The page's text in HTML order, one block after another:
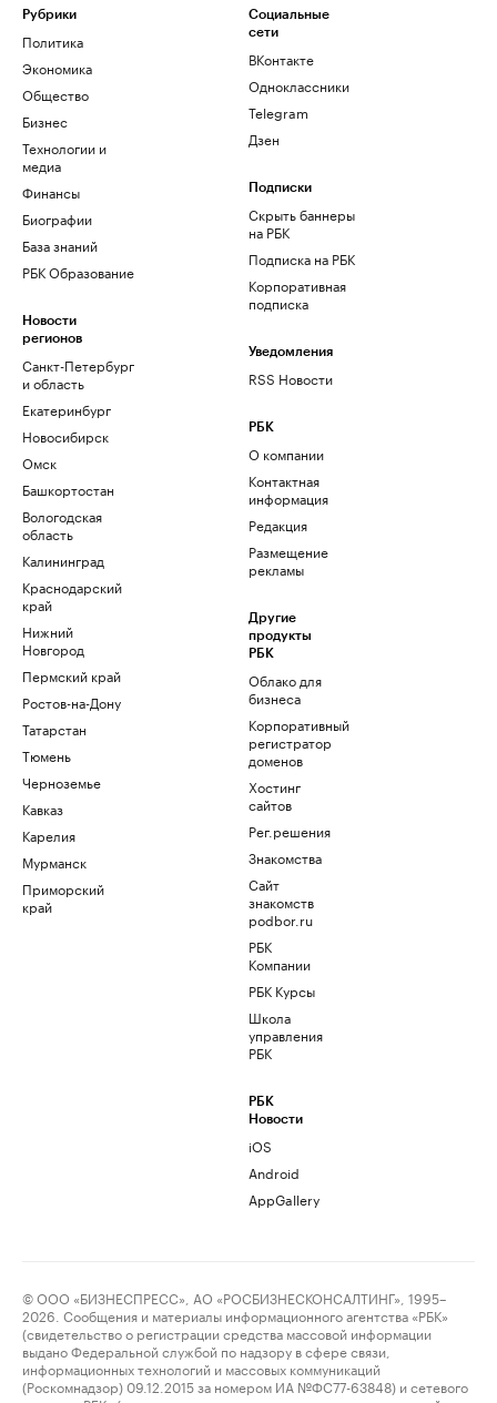
Рубрики
Политика
Экономика
Общество
Бизнес
Технологии и
медиа
Финансы
Биографии
База знаний
РБК Образование
Новости
регионов
Санкт-Петербург
и область
Екатеринбург
Новосибирск
Омск
Башкортостан
Вологодская
область
Калининград
Краснодарский
край
Нижний
Новгород
Пермский край
Ростов-на-Дону
Татарстан
Тюмень
Черноземье
Кавказ
Карелия
Мурманск
Приморский
край
Социальные
сети
ВКонтакте
Одноклассники
Telegram
Дзен
Подписки
Скрыть баннеры
на РБК
Подписка на РБК
Корпоративная
подписка
Уведомления
RSS Новости
РБК
О компании
Контактная
информация
Редакция
Размещение
рекламы
Другие
продукты
РБК
Облако для
бизнеса
Корпоративный
регистратор
доменов
Хостинг
сайтов
Рег.решения
Знакомства
Сайт
знакомств
podbor.ru
РБК
Компании
РБК Курсы
Школа
управления
РБК
РБК
Новости
iOS
Android
AppGallery
© ООО «БИЗНЕСПРЕСС», АО «РОСБИЗНЕСКОНСАЛТИНГ», 1995–
2026. Сообщения и материалы информационного агентства «РБК»
(свидетельство о регистрации средства массовой информации
выдано Федеральной службой по надзору в сфере связи,
информационных технологий и массовых коммуникаций
(Роскомнадзор) 09.12.2015 за номером ИА №ФС77-63848) и сетевого